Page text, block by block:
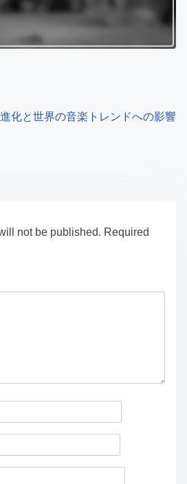
化と世界の音楽トレンドへの影響
not be published. Required